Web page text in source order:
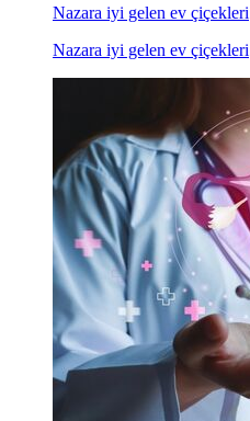
Nazara iyi gelen ev çiçekleri
Nazara iyi gelen ev çiçekleri